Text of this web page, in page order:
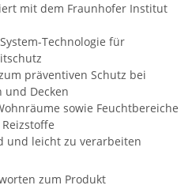
mit dem Fraunhofer Institut
Technologie für
präventiven Schutz bei
und Decken
sowie Feuchtbereiche
und leicht zu verarbeiten
zum Produkt